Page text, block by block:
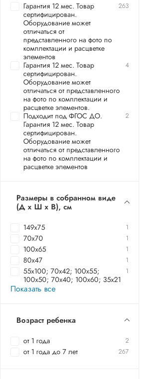
Гарантия 12 мес. Товар
сертифицирован.
Оборудование может
отличаться от
представленного на фото по
комплектации и расцветке
элементов
263
Гарантия 12 мес. Товар
сертифицирован.
Оборудование может
отличаться от представленного
на фото по комплектации и
расцветке элементов.
4
Подходит под ФГОС ДО.
Гарантия 12 мес. Товар
сертифицирован.
Оборудование может
отличаться от представленного
на фото по комплектации и
расцветке элементов
2
Размеры в собранном виде
(Д х Ш х В), см
149х75 1
70х70 1
100х65 1
80х47 1
55х100; 70х42; 100х55;
100х50; 70х40; 100х60; 35х21
1
Показать все
Возраст ребенка
от 1 года 2
от 1 года до 7 лет 267